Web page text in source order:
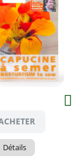
Aperçu
Détails